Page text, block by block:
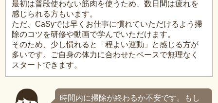
最初は普段使わない筋肉を使うため、数日間は疲れを
感じられる方もいます。
ただ、CaSyでは早くお仕事に慣れていただけるよう掃
除のコツを研修や動画で学んでいただけます。
そのため、少し慣れると「程よい運動」と感じる方が
多いです。ご自身の体力に合わせたペースで無理なく
スタートできます。
時間内に掃除が終わるか不安です。もし